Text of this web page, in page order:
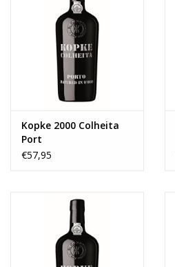
Kopke 2000 Colheita
Port
€57,95